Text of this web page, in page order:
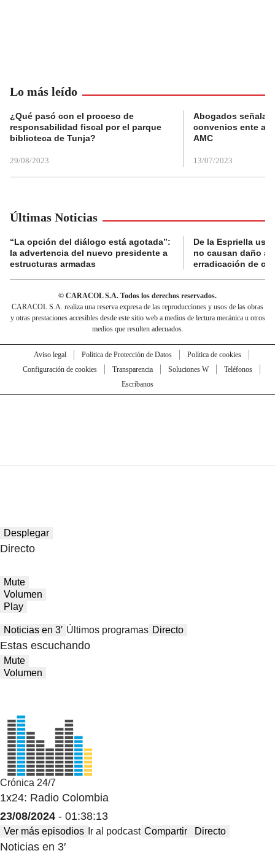
Lo más leído
¿Qué pasó con el proceso de
responsabilidad fiscal por el parque
biblioteca de Tunja?
29/08/2023
Abogados
convenios ente
AMC
13/07/2023
Últimas Noticias
“La opción del diálogo está agotada”:
la advertencia del nuevo presidente a
estructuras armadas
De la Espriella
no causan daño a
erradicación de
© CARACOL S.A. Todos los derechos reservados.
CARACOL S.A. realiza una reserva expresa de las reproducciones y usos de las obras
y otras prestaciones accesibles desde este sitio web a medios de lectura mecánica u otros
medios que resulten adecuados.
Aviso legal Política de Protección de Datos
Política de cookies
Configuración de cookies
Transparencia Soluciones W
Teléfonos
Escríbanos
Desplegar
Directo
Mute
Volumen
Play
Noticias en 3′ Últimos programas Directo
Estas escuchando
Mute
Volumen
Crónica 24/7
1x24: Radio Colombia
23/08/2024 - 01:38:13
Ver más episodios Ir al podcast Compartir Directo
Noticias en 3′